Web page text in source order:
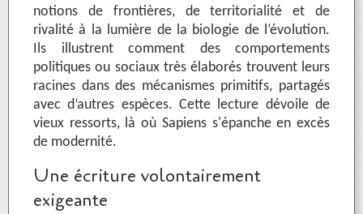
notions de frontières, de territorialité et de
rivalité à la lumière de la biologie de l’évolution.
Ils illustrent comment des comportements
politiques ou sociaux très élaborés trouvent leurs
racines dans des mécanismes primitifs, partagés
avec d’autres espèces. Cette lecture dévoile de
vieux ressorts, là où Sapiens s'épanche en excès
de modernité.
Une écriture volontairement
exigeante